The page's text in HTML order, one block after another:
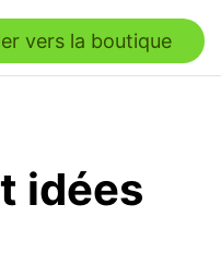
vers la boutique
idées